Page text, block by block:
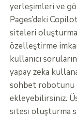
yerleşimleri ve
Pages’deki
siteleri
özelleştirme
kullanıcı
yapay zeka
sohbet robotunu
ekleyebilirsiniz.
sitesi oluşturma